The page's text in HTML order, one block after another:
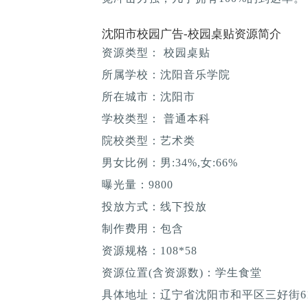
沈阳市校园广告-校园桌贴资源简介
资源类型： 校园桌贴
所属学校：沈阳音乐学院
所在城市：沈阳市
学校类型： 普通本科
院校类型：艺术类
男女比例：男:34%,女:66%
曝光量：9800
投放方式：线下投放
制作费用：包含
资源规格：108*58
资源位置(含资源数)：学生食堂
具体地址：辽宁省沈阳市和平区三好街